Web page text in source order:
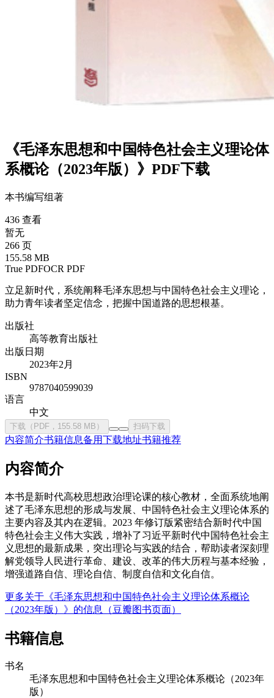
《毛泽东思想和中国特色社会主义理论体
系概论（2023年版）》PDF下载
本书编写组著
436 查看
暂无
266 页
155.58 MB
True PDFOCR PDF
立足新时代，系统阐释毛泽东思想与中国特色社会主义理论，
助力青年读者坚定信念，把握中国道路的思想根基。
出版社
高等教育出版社
出版日期
2023年2月
ISBN
9787040599039
语言
中文
下载（PDF，155.58 MB） 扫码下载
内容简介书籍信息备用下载地址书籍推荐
内容简介
本书是新时代高校思想政治理论课的核心教材，全面系统地阐
述了毛泽东思想的形成与发展、中国特色社会主义理论体系的
主要内容及其内在逻辑。2023 年修订版紧密结合新时代中国
特色社会主义伟大实践，增补了习近平新时代中国特色社会主
义思想的最新成果，突出理论与实践的结合，帮助读者深刻理
解党领导人民进行革命、建设、改革的伟大历程与基本经验，
增强道路自信、理论自信、制度自信和文化自信。
更多关于《毛泽东思想和中国特色社会主义理论体系概论
（2023年版）》的信息（豆瓣图书页面）
书籍信息
书名
毛泽东思想和中国特色社会主义理论体系概论（2023年
版）